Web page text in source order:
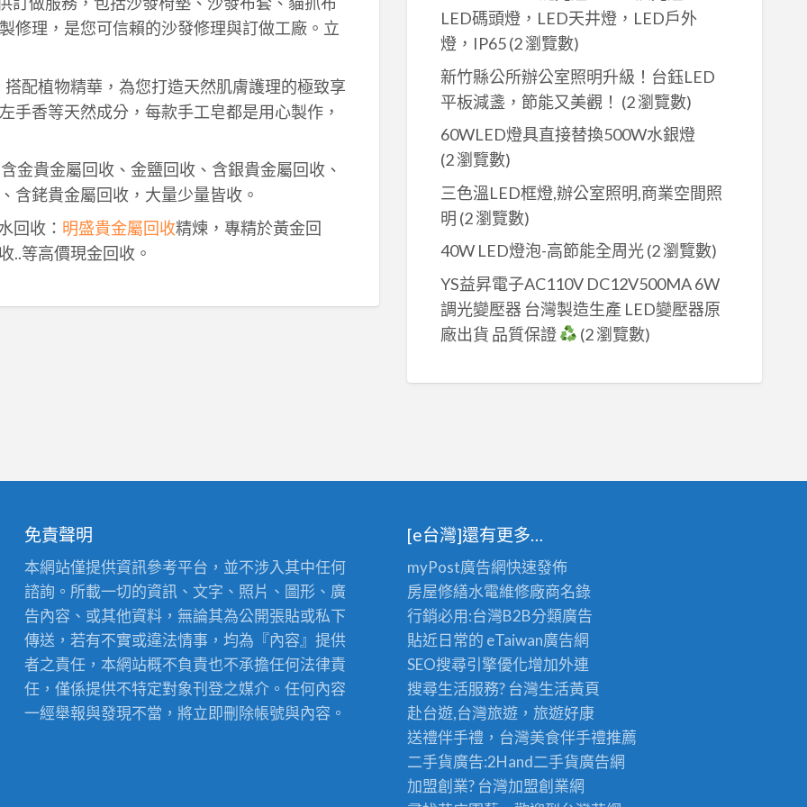
修理，是您可信賴的沙發修理與訂做工廠。立
配植物精華，為您打造天然肌膚護理的極致享
手香等天然成分，每款手工皂都是用心製作，
金貴金屬回收、金鹽回收、含銀貴金屬回收、
含銠貴金屬回收，大量少量皆收。
回收： 明盛貴金屬回收精煉，專精於黃金回
..等高價現金回收。
LED碼頭燈，LED天井燈，LED戶外
燈，IP65(2 瀏覽數)
新竹縣公所辦公室照明升級！台鈺LED
平板減盞，節能又美觀！ (2 瀏覽數)
60WLED燈具直接替換500W水銀燈
(2 瀏覽數)
三色溫LED框燈,辦公室照明,商業空間照
明 (2 瀏覽數)
40W LED燈泡-高節能全周光(2 瀏覽數)
YS益昇電子AC110V DC12V500MA 6W
調光變壓器 台灣製造生產 LED變壓器原
廠出貨 品質保證
(2 瀏覽數)
免責聲明
本網站僅提供資訊參考平台，並不涉入其中任何
諮詢。所載一切的資訊、文字、照片、圖形、廣
告內容、或其他資料，無論其為公開張貼或私下
傳送，若有不實或違法情事，均為『內容』提供
者之責任，本網站概不負責也不承擔任何法律責
任，僅係提供不特定對象刊登之媒介。任何內容
一經舉報與發現不當，將立即刪除帳號與內容。
[e台灣]還有更多…
myPost廣告網快速發佈
房屋修繕水電維修廠商名錄
行銷必用:台灣B2B分類廣告
貼近日常的 eTaiwan廣告網
SEO搜尋引擎優化增加外連
搜尋生活服務? 台灣生活黃頁
赴台遊,台灣旅遊 ，旅遊好康
送禮伴手禮，台灣美食伴手禮推薦
二手貨廣告:2Hand二手貨廣告網
加盟創業? 台灣加盟創業網